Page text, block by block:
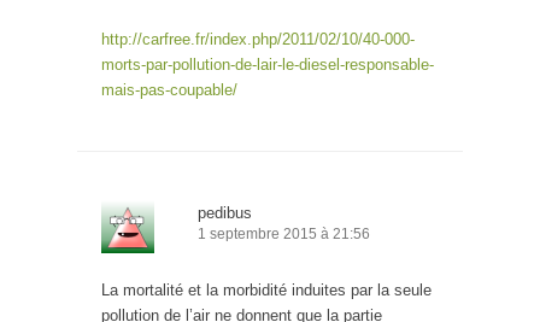
http://carfree.fr/index.php/2011/02/10/40-000-
morts-par-pollution-de-lair-le-diesel-responsable-
mais-pas-coupable/
pedibus
1 septembre 2015 à 21:56
La mortalité et la morbidité induites par la seule
pollution de l’air ne donnent que la partie